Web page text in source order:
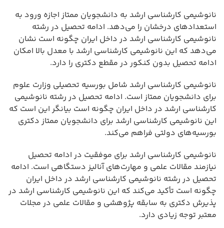
نانوشیمی کارشناسی ارشد به دانشجویان ممتاز اجازه ورود به
استعدادهای درخشان را می‌دهد. ادامه تحصیل در رشته
نانوشیمی کارشناسی ارشد در داخل ایران چگونه است نشان
می‌دهد که این نانوشیمی کارشناسی ارشد با معدل بالا امکان
ادامه تحصیل بدون کنکور در مقطع دکتری را دارد.
نانوشیمی کارشناسی ارشد شامل بورسیه تحصیلی وزارت علوم
برای دانشجویان ممتاز است. ادامه تحصیل در رشته نانوشیمی
کارشناسی ارشد در داخل ایران چگونه است بیانگر این است که
این نانوشیمی کارشناسی ارشد برای دانشجویان ممتاز دکتری
بورسیه‌های دولتی فراهم می‌کند.
نانوشیمی کارشناسی ارشد برای موفقیت در ادامه تحصیل
نیازمند مقالات علمی و مهارت‌های آنالیز دستگاهی است. ادامه
تحصیل در رشته نانوشیمی کارشناسی ارشد در داخل ایران
چگونه است تأکید می‌کند که این نانوشیمی کارشناسی ارشد در
پذیرش دکتری به سابقه پژوهشی و مقالات علمی در مجلات
معتبر توجه زیادی دارد.